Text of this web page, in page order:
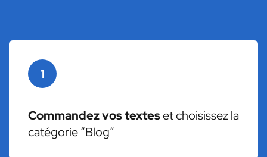
1
Commandez vos texteset choisissez la
catégorie “Blog”